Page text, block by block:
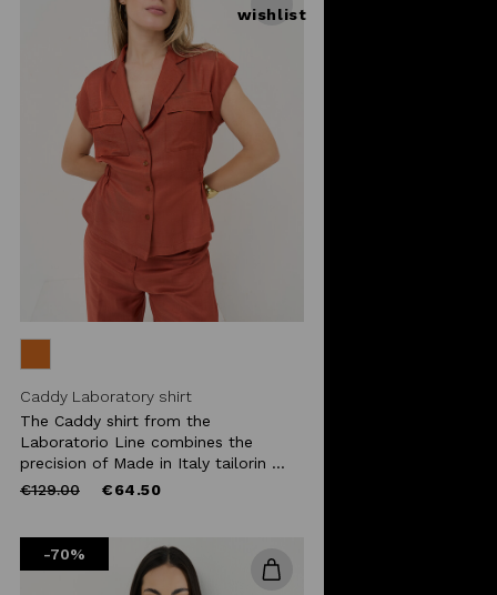
wishlist
Caddy Laboratory shirt
The Caddy shirt from the
Laboratorio Line combines the
precision of Made in Italy tailorin ...
Price
€129.00to €64.50
-70%